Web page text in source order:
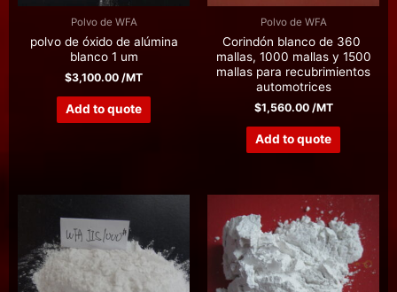
Polvo de WFA
polvo de óxido de alúmina
blanco 1 um
$3,100.00 /MT
Add to quote
Polvo de WFA
Corindón blanco de 360 ​​
mallas, 1000 mallas y 1500
mallas para recubrimientos
automotrices
$1,560.00/MT
Add to quote